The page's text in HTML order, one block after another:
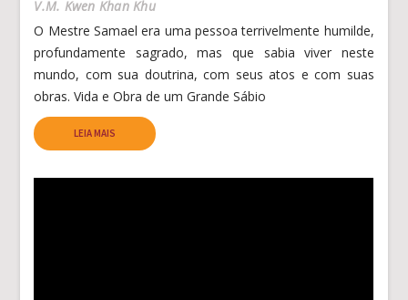
V.M. Kwen Khan Khu
O Mestre Samael era uma pessoa terrivelmente humilde,
profundamente sagrado, mas que sabia viver neste
mundo, com sua doutrina, com seus atos e com suas
obras. Vida e Obra de um Grande Sábio
LEIA MAIS